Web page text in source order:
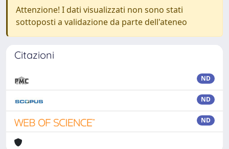
Attenzione! I dati visualizzati non sono stati
sottoposti a validazione da parte dell'ateneo
Citazioni
ND
ND
ND